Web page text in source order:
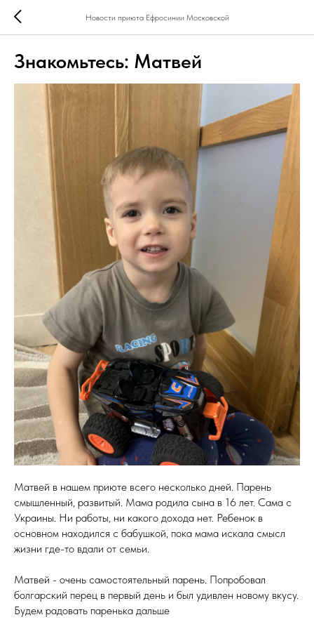
Новости приюта Ефросинии Московской
Знакомьтесь: Матвей
Матвей в нашем приюте всего несколько дней. Парень
смышленный, развитый. Мама родила сына в 16 лет. Сама с
Украины. Ни работы, ни какого дохода нет. Ребенок в
основном находился с бабушкой, пока мама искала смысл
жизни где-то вдали от семьи.
Матвей - очень самостоятельный парень. Попробовал
болгарский перец в первый день и был удивлен новому вкусу.
Будем радовать паренька дальше